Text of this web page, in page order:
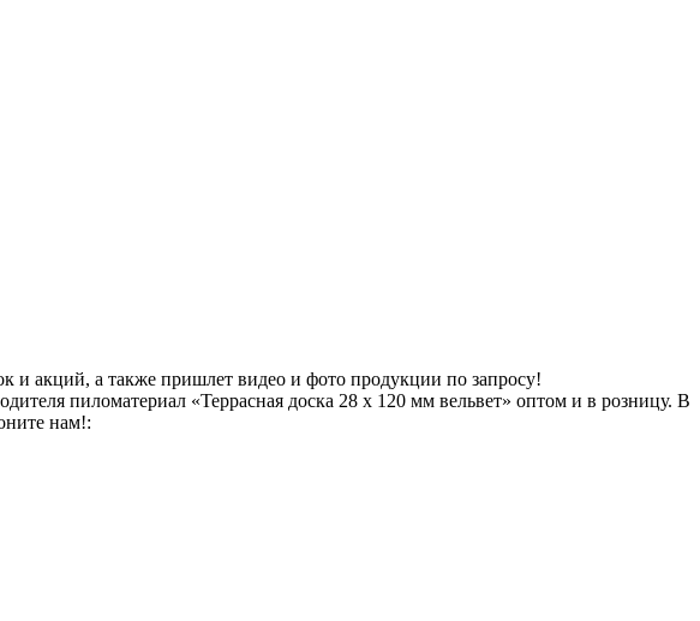
и акций, а также пришлет видео и фото продукции по запросу!
пиломатериал «Террасная доска 28 х 120 мм вельвет» оптом и в розницу. В
нам!: